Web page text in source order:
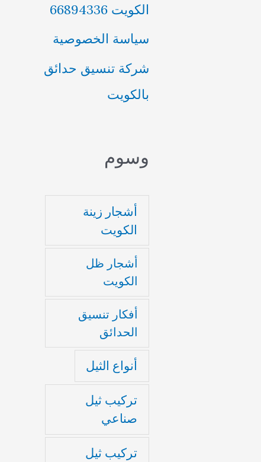
الكويت 66894336
سياسة الخصوصية
شركة تنسيق حدائق
بالكويت
وسوم
أشجار زينة
الكويت
أشجار ظل
الكويت
أفكار تنسيق
الحدائق
أنواع الثيل
تركيب ثيل
صناعي
تركيب ثيل